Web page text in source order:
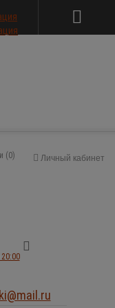
Личный кабинет
(0)